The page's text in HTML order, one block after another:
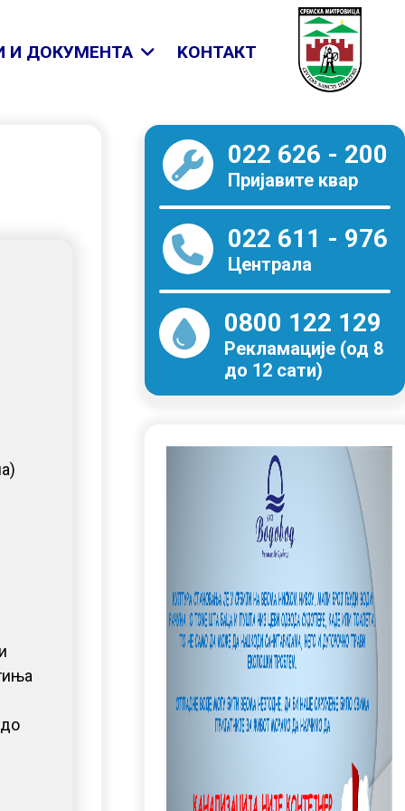
И ДОКУМЕНТА KОНТАКТ
022 626 - 200
Пријавите квар
022 611 - 976
Централа
0800 122 129
Рекламације (од 8
до 12 сати)